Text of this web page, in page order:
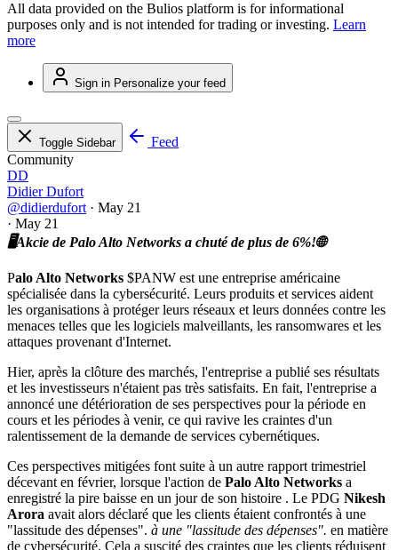
All data provided on the Bulios platform is for informational
purposes only and is not intended for trading or investing. Learn
more
Sign in Personalize your feed
Toggle Sidebar
Feed
Community
DD
Didier Dufort
@didierdufort · May 21
· May 21
🖥️Akcie de Palo Alto Networks a chuté de plus de 6%!🌐
Palo Alto Networks $PANW est une entreprise américaine
spécialisée dans la cybersécurité. Leurs produits et services aident
les organisations à protéger leurs réseaux et leurs données contre les
menaces telles que les logiciels malveillants, les ransomwares et les
attaques provenant d'Internet.
Hier, après la clôture des marchés, l'entreprise a publié ses résultats
et les investisseurs n'étaient pas très satisfaits. En fait, l'entreprise a
annoncé une détérioration de ses perspectives pour la période en
cours et les périodes à venir, ce qui ravive les craintes d'un
ralentissement de la demande de services cybernétiques.
Ces perspectives mitigées font suite à un autre rapport trimestriel
décevant en février, lorsque l'action de Palo Alto Networks a
enregistré la pire baisse en un jour de son histoire . Le PDG Nikesh
Arora avait alors déclaré que les clients étaient confrontés à une
"lassitude des dépenses". à une "lassitude des dépenses". en matière
de cybersécurité. Cela a suscité des craintes que les clients réduisent